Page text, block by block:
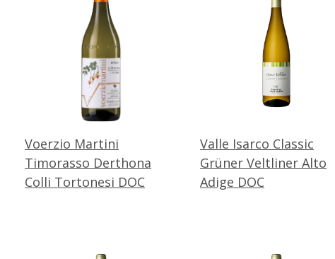
Voerzio Martini
Timorasso Derthona
Colli Tortonesi DOC
Valle Isarco Classic
Grüner Veltliner Alto
Adige DOC